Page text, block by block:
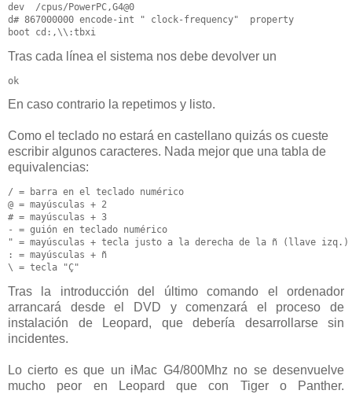
dev  /cpus/PowerPC,G4@0
d# 867000000 encode-int " clock-frequency"  property
boot cd:,\\:tbxi
Tras cada línea el sistema nos debe devolver un
ok
En caso contrario la repetimos y listo.
Como el teclado no estará en castellano quizás os cueste
escribir algunos caracteres. Nada mejor que una tabla de
equivalencias:
/ = barra en el teclado numérico
@ = mayúsculas + 2
# = mayúsculas + 3
- = guión en teclado numérico
" = mayúsculas + tecla justo a la derecha de la ñ (llave izq.)
: = mayúsculas + ñ
\ = tecla "Ç"
Tras la introducción del último comando el ordenador
arrancará desde el DVD y comenzará el proceso de
instalación de Leopard, que debería desarrollarse sin
incidentes.
Lo cierto es que un iMac G4/800Mhz no se desenvuelve
mucho peor en Leopard que con Tiger o Panther.